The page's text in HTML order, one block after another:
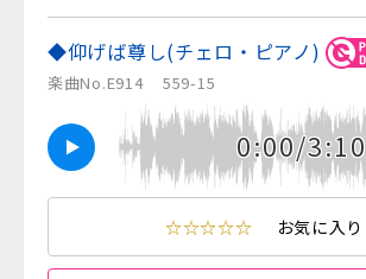
◆仰げば尊し(チェロ・ピアノ)
楽曲No.E914 559-15
0:00/3:10
☆☆☆☆☆ お気に入り